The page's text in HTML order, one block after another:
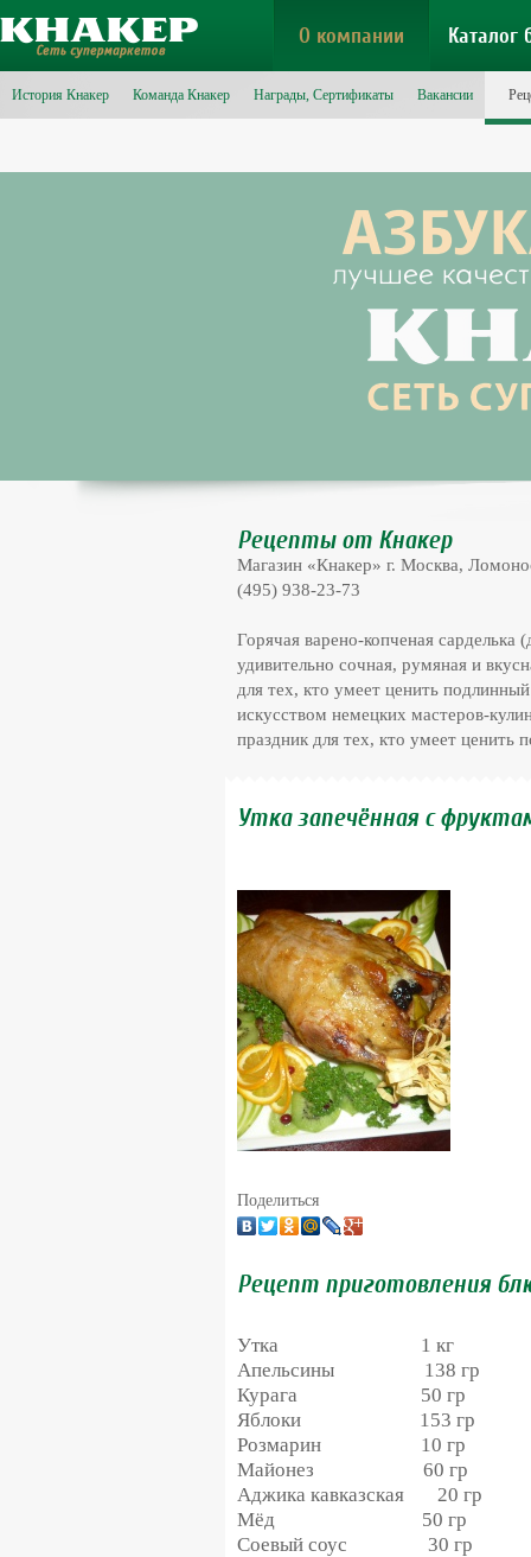
О компании Каталог
История Кнакер Команда Кнакер Награды, Сертификаты Вакансии
Рецепты от Кнакер
Магазин «Кнакер» г. Москва,
(495) 938-23-73
Горячая варено-копченая сарделька
удивительно сочная, румяная и
для тех, кто умеет ценить
искусством немецких мастеров-
праздник для тех, кто умеет ценить
Утка запечённая с
Поделиться
Рецепт приготовления
Утка 1 кг
Апельсины 138 гр
Курага 50 гр
Яблоки 153 гр
Розмарин 10 гр
Майонез 60 гр
Аджика кавказская 20 гр
Мёд 50 гр
Соевый соус 30 гр